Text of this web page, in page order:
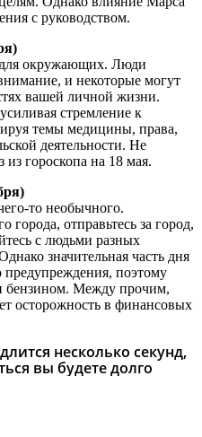
с руководством.
окружающих. Люди
и некоторые могут
вашей личной жизни.
стремление к
темы медицины, права,
деятельности. Не
из гороскопа на 18 мая.
то необычного.
города, отправьтесь за город,
с людьми разных
значительная часть дня
поэтому
бензином. Между прочим,
осторожность в финансовых
несколько секунд,
вы будете долго